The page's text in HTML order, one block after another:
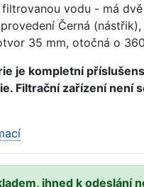
vodu - má
Černá (nástřik),
35 mm, otočná o 360
je kompletní
Filtrační zařízení není
ihned k odeslání